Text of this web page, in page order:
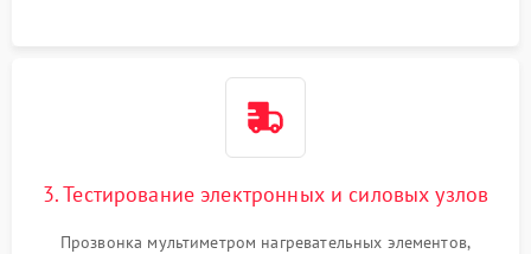
3. Тестирование электронных и силовых узлов
Прозвонка мультиметром нагревательных элементов,